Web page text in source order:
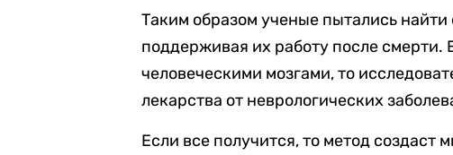
Таким образом ученые пытались найти
поддерживая их работу после смерти.
человеческими мозгами, то
лекарства от неврологических
Если все получится, то метод создаст